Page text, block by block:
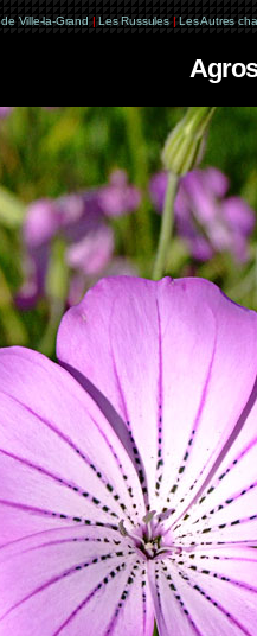
Ville-la-Grand | Les Russules | Les Autres